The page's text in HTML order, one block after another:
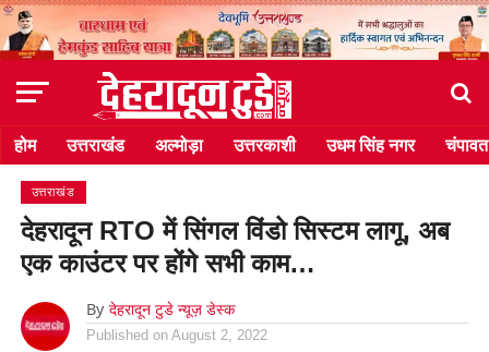
होम उत्तराखंड अल्मोड़ा उत्तरकाशी उधम सिंह नगर चंपावत
उत्तराखंड
देहरादून RTO में सिंगल विंडो सिस्टम लागू, अब
एक काउंटर पर होंगे सभी काम…
By देहरादून टुडे न्यूज़ डेस्क
Published on August 2, 2022